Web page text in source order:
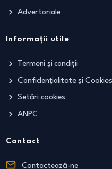
Advertoriale
Informații utile
Termeni și condiții
Confidențialitate și Cookies
Setări cookies
ANPC
Contact
Contactează-ne